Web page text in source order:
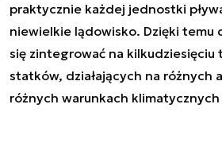
praktycznie każdej jednostki
niewielkie lądowisko. Dzięki temu
się zintegrować na kilkudziesięciu
statków, działających na różnych
różnych warunkach